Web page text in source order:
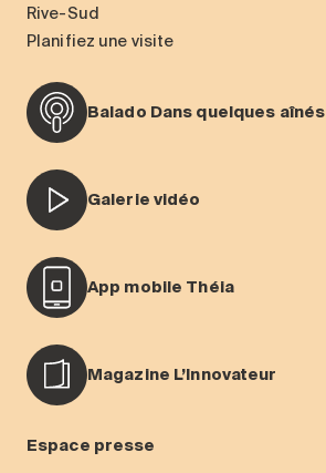
Rive-Sud
Planifiez une visite
Balado Dans quelques aînés
Galerie vidéo
App mobile Théia
Magazine L’Innovateur
Espace presse